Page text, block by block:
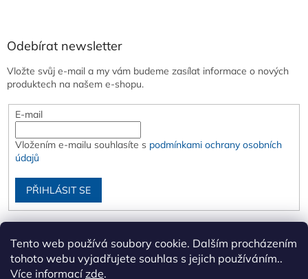
Tento web používá soubory cookie. Dalším procházením
tohoto webu vyjadřujete souhlas s jejich používáním..
Více informacízde.
Odebírat newsletter
Vložte svůj e-mail a my vám budeme zasílat informace o nových
produktech na našem e-shopu.
E-mail
Vložením e-mailu souhlasíte s podmínkami ochrany osobních
údajů
PŘIHLÁSIT SE